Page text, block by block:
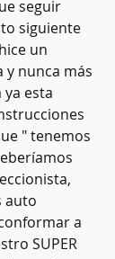
seguir
siguiente
un
y nunca más
ya esta
" tenemos
auto
a
SUPER